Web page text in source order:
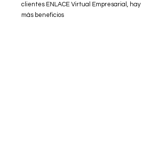
clientes ENLACE Virtual Empresarial, hay
más beneficios